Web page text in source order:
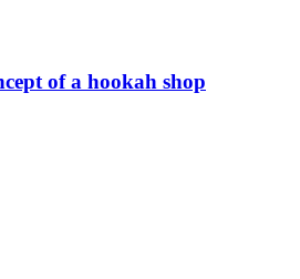
of a hookah shop